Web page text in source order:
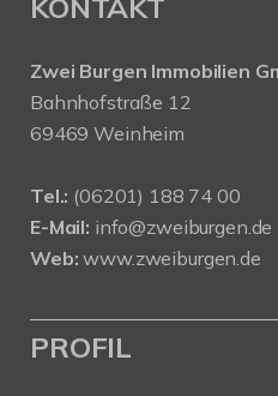
Zwei Burgen Immobilien
Bahnhofstraße 12
69469 Weinheim
Tel.: (06201) 188 74 00
E-Mail: info@zweiburgen.de
Web: www.zweiburgen.de
PROFIL